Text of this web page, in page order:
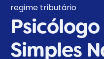
regime tributário
Simples